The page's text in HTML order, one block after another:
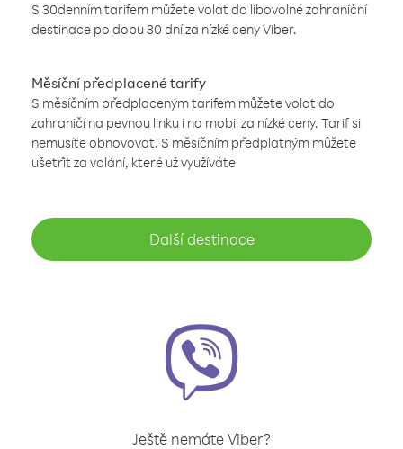
S 30denním tarifem můžete volat do libovolné zahraniční
destinace po dobu 30 dní za nízké ceny Viber.
Měsíční předplacené tarify
S měsíčním předplaceným tarifem můžete volat do
zahraničí na pevnou linku i na mobil za nízké ceny. Tarif si
nemusíte obnovovat. S měsíčním předplatným můžete
ušetřit za volání, které už využíváte
Další destinace
Ještě nemáte Viber?